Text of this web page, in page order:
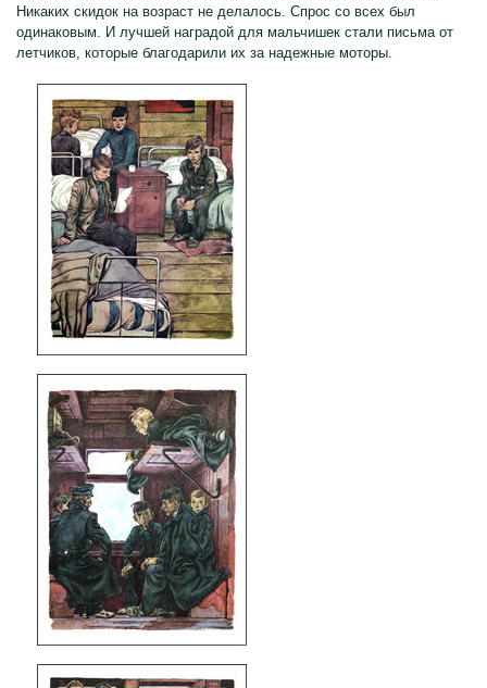
Никаких скидок на возраст не делалось. Спрос со всех был
одинаковым. И лучшей наградой для мальчишек стали письма от
летчиков, которые благодарили их за надежные моторы.